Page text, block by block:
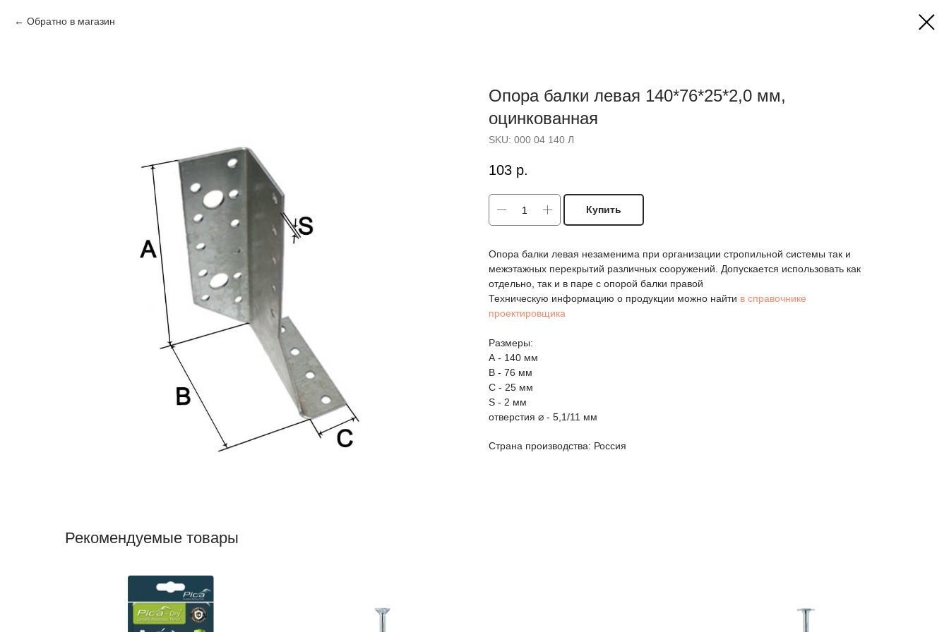
Обратно в магазин
Опора балки левая 140*76*25*2,0 мм,
оцинкованная
SKU: 000 04 140 Л
103 р.
Купить
Опора балки левая незаменима при организации стропильной системы так и
межэтажных перекрытий различных сооружений. Допускается использовать как
отдельно, так и в паре с опорой балки правой
Техническую информацию о продукции можно найти в справочнике
проектировщика
Размеры:
А - 140 мм
В - 76 мм
С - 25 мм
S - 2 мм
отверстия ⌀ - 5,1/11 мм
Страна производства: Россия
Рекомендуемые товары